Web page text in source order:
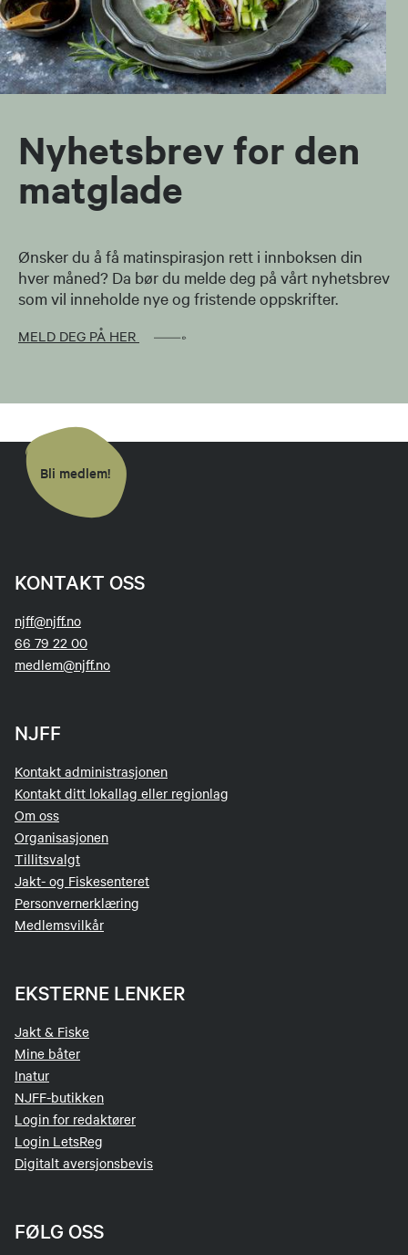
Nyhetsbrev for den
matglade
Ønsker du å få matinspirasjon rett i innboksen din
hver måned? Da bør du melde deg på vårt nyhetsbrev
som vil inneholde nye og fristende oppskrifter.
MELD DEG PÅ HER
Bli medlem!
KONTAKT OSS
njff@njff.no
66 79 22 00
medlem@njff.no
NJFF
Kontakt administrasjonen
Kontakt ditt lokallag eller regionlag
Om oss
Organisasjonen
Tillitsvalgt
Jakt- og Fiskesenteret
Personvernerklæring
Medlemsvilkår
EKSTERNE LENKER
Jakt & Fiske
Mine båter
Inatur
NJFF-butikken
Login for redaktører
Login LetsReg
Digitalt aversjonsbevis
FØLG OSS